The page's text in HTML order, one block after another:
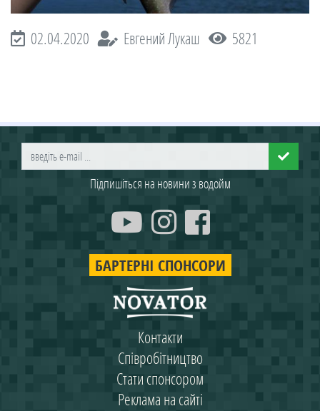
02.04.2020 Евгений Лукаш 5821
Підпишіться на новини з водойм
БАРТЕРНІ СПОНСОРИ
Контакти
Співробітництво
Стати спонсором
Реклама на сайті